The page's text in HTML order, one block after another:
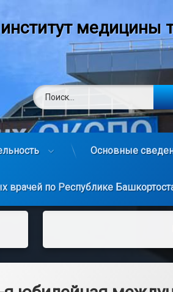
медицины
Найти:
Основные
врачей по Республике